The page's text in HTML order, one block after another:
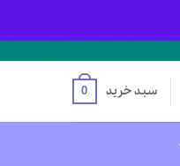
سبد خرید 0